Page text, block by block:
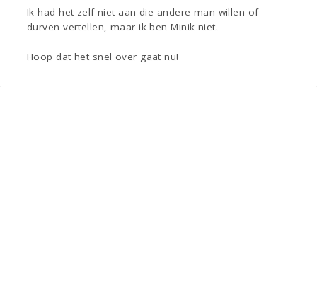
Ik had het zelf niet aan die andere man willen of
durven vertellen, maar ik ben Minik niet.
Hoop dat het snel over gaat nu!